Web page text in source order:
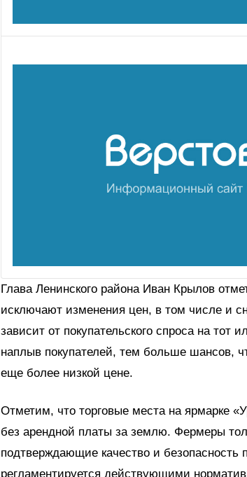
Глава Ленинского района Иван Крылов
исключают изменения цен, в том числе и
зависит от покупательского спроса на тот
наплыв покупателей, тем больше шансов,
еще более низкой цене.
Отметим, что торговые места на ярмарке
без арендной платы за землю. Фермеры
подтверждающие качество и безопасность
регламентируется действующими